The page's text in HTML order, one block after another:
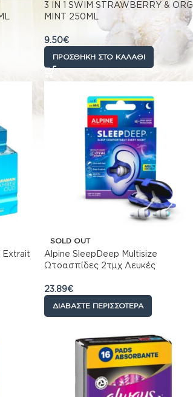
3 IN 1 SWIM STRAWBERRY & ORG
MINT 250ML
9.50€
ΠΡΟΣΘΉΚΗ ΣΤΟ ΚΑΛΆΘΙ
Extrait
SOLD OUT
Alpine SleepDeep Multisize
Ωτοασπίδες 2τμχ Λευκές
23.89€
ΔΙΑΒΆΣΤΕ ΠΕΡΙΣΣΌΤΕΡΑ